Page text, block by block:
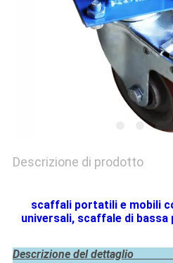
Descrizione di prodotto
scaffali portatili e mobili
universali, scaffale di bassa
Descrizione